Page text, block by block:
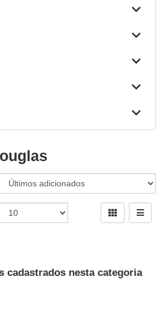
cadastrados nesta categoria